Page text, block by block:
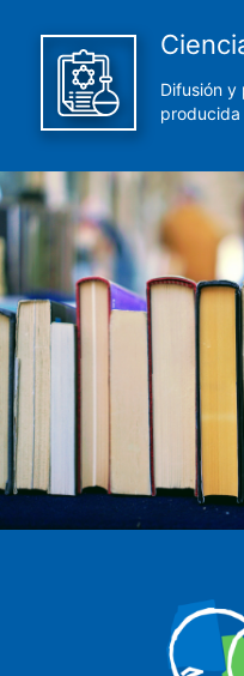
Difusión y
producida